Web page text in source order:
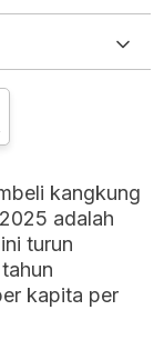
kangkung
adalah
turun
kapita per